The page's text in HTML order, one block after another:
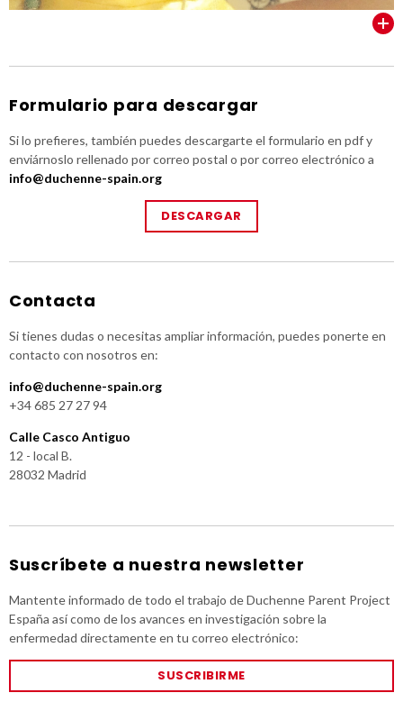
Formulario para descargar
Si lo prefieres, también puedes descargarte el formulario en pdf y
enviárnoslo rellenado por correo postal o por correo electrónico a
info@duchenne-spain.org
DESCARGAR
Contacta
Si tienes dudas o necesitas ampliar información, puedes ponerte en
contacto con nosotros en:
info@duchenne-spain.org
+34 685 27 27 94
Calle Casco Antiguo
12 - local B.
28032 Madrid
Suscríbete a nuestra newsletter
Mantente informado de todo el trabajo de Duchenne Parent Project
España así como de los avances en investigación sobre la
enfermedad directamente en tu correo electrónico:
SUSCRIBIRME